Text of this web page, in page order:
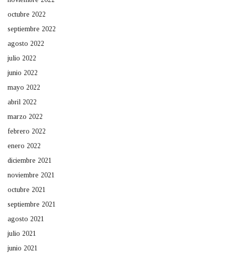
octubre 2022
septiembre 2022
agosto 2022
julio 2022
junio 2022
mayo 2022
abril 2022
marzo 2022
febrero 2022
enero 2022
diciembre 2021
noviembre 2021
octubre 2021
septiembre 2021
agosto 2021
julio 2021
junio 2021